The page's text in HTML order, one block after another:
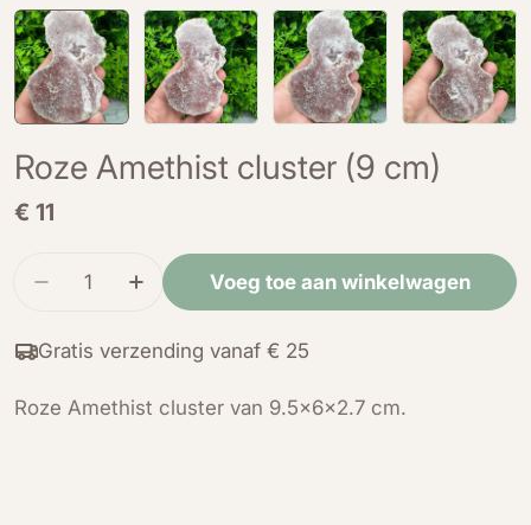
Roze Amethist cluster (9 cm)
Normale
€ 11
Hoeveelheid
Verminder de hoeveelheid voor Roze
Verhoog de hoeveelheid voor Roze
Voeg toe aan winkelwagen
Gratis verzending vanaf € 25
Roze Amethist cluster van 9.5x6x2.7 cm.